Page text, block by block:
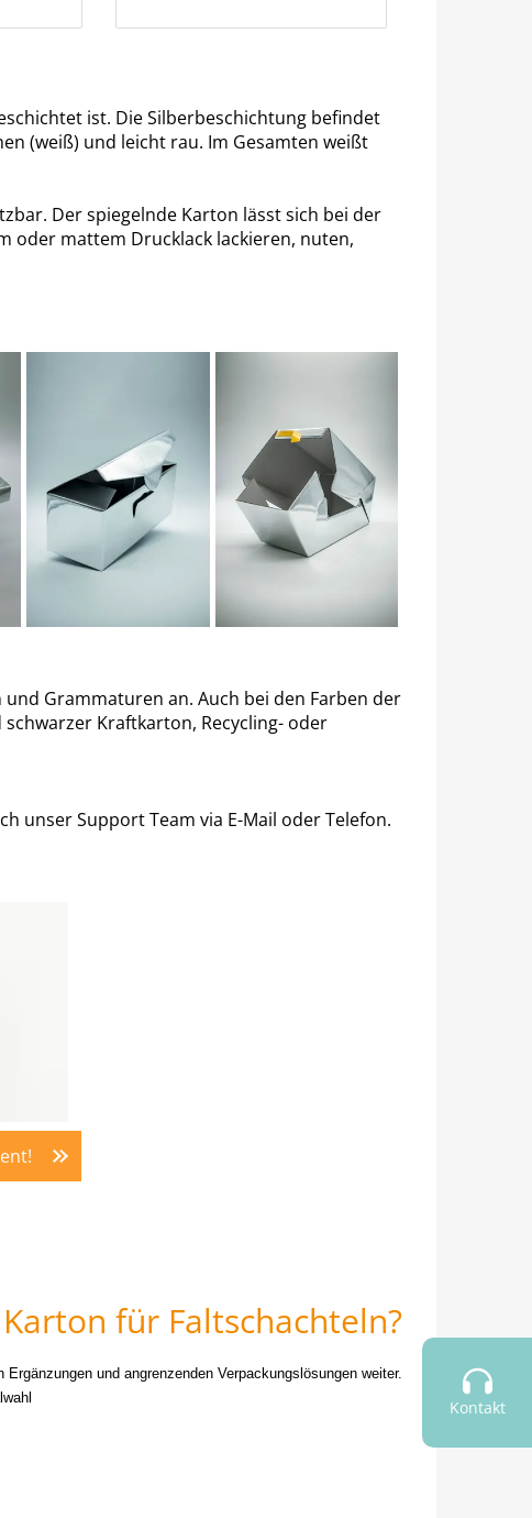
Kontakt
ist. Die Silberbeschichtung befindet
(weiß) und leicht rau. Im Gesamten weißt
Der spiegelnde Karton lässt sich bei der
oder mattem Drucklack lackieren, nuten,
Grammaturen an. Auch bei den Farben der
Kraftkarton, Recycling- oder
unser Support Team via E-Mail oder Telefon.
für Faltschachteln?
und angrenzenden Verpackungslösungen weiter.